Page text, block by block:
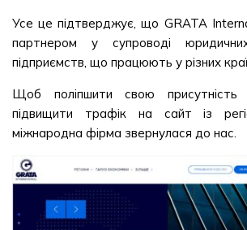
Усе це підтверджує, що GRATA
партнером у супроводі
підприємств, що працюють у різних
Щоб поліпшити свою присутність
підвищити трафік на сайт із
міжнародна фірма звернулася до нас.